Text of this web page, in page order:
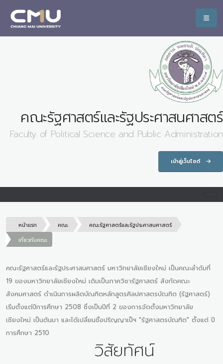
คณะรัฐศาสตร์และรัฐประศาสนศาสตร์
Faculty of Political Science and Public Administration
เข้าสู่เว็บไซต์
หน้าแรก คณะ
คณะรัฐศาสตร์และรัฐประศาสนศาสตร์
เกี่ยวกับคณะ
คณะรัฐศาสตร์และรัฐประศาสนศาสตร์ มหาวิทยาลัยเชียงใหม่ เป็นคณะลำดับที่
19 ของมหาวิทยาลัยเชียงใหม่ เดิมเป็นภาควิชารัฐศาสตร์ สังกัดคณะ
สังคมศาสตร์ ดำเนินการผลิตบัณฑิตหลักสูตรศิลปศาสตรบัณฑิต (รัฐศาสตร์)
เริ่มตั้งแต่ปีการศึกษา 2508 ซึ่งเป็นปีที่ 2 ของการจัดตั้งมหาวิทยาลัย
เชียงใหม่ เป็นต้นมา และได้เปลี่ยนชื่อปริญญาเป็ฯ "รัฐศาสตรบัณฑิต" ตั้งแต่ ปี
การศึกษา 2510
วิสัยทัศน์